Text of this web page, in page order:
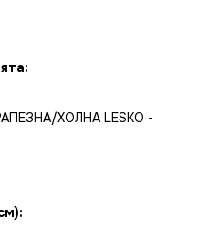
ХОЛНА LESKO -